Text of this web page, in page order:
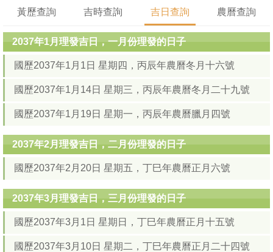
黃歷查詢 吉時查詢 吉日查詢 農曆查詢
2037年1月理發吉日，一月份理發的日子
國歷2037年1月1日 星期四，丙辰年農曆冬月十六號
國歷2037年1月14日 星期三，丙辰年農曆冬月二十九號
國歷2037年1月19日 星期一，丙辰年農曆臘月四號
2037年2月理發吉日，二月份理發的日子
國歷2037年2月20日 星期五，丁巳年農曆正月六號
2037年3月理發吉日，三月份理發的日子
國歷2037年3月1日 星期日，丁巳年農曆正月十五號
國歷2037年3月10日 星期二，丁巳年農曆正月二十四號